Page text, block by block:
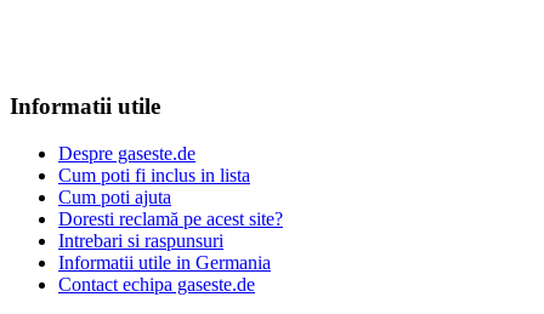
Informatii utile
Despre gaseste.de
Cum poti fi inclus in lista
Cum poti ajuta
Doresti reclamă pe acest site?
Intrebari si raspunsuri
Informatii utile in Germania
Contact echipa gaseste.de